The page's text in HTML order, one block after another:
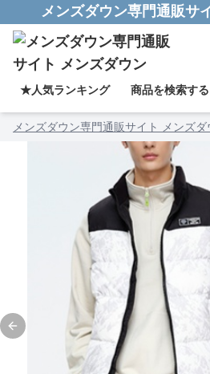
メンズダウン専門通販サ
★人気ランキング 商品を検索する
メンズダウン専門通販サイト メンズ
Previous slide